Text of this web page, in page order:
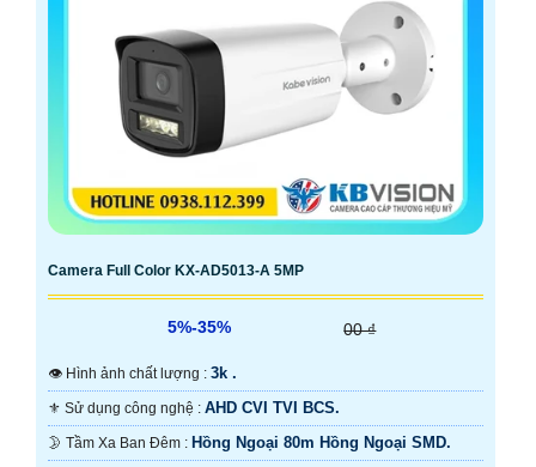
Camera Full Color KX-AD5013-A 5MP
5%-35% 00 ₫
👁 Hình ảnh chất lượng : 3k .
⚜️ Sử dụng công nghệ : AHD CVI TVI BCS.
🌛 Tầm Xa Ban Đêm : Hồng Ngoại 80m Hồng Ngoại SMD.